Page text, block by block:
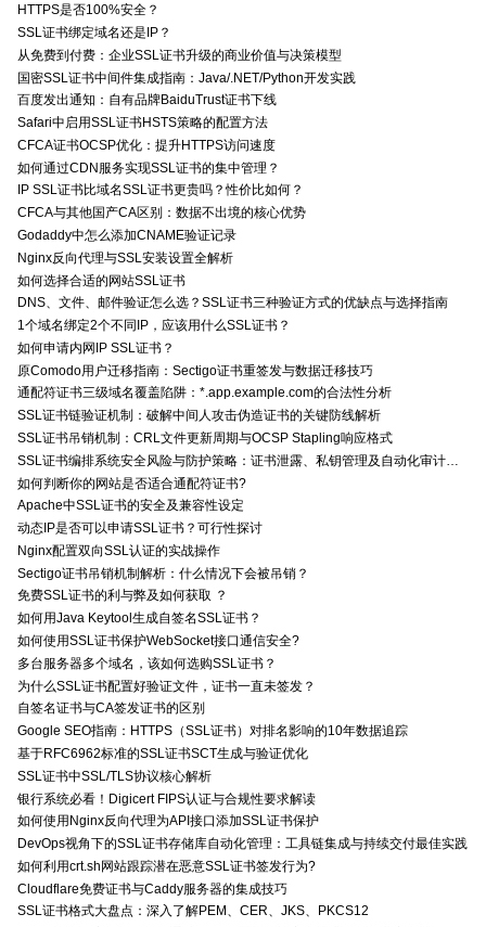
HTTPS是否100%安全？
SSL证书绑定域名还是IP？
从免费到付费：企业SSL证书升级的商业价值与决策模型
国密SSL证书中间件集成指南：Java/.NET/Python开发实践
百度发出通知：自有品牌BaiduTrust证书下线
Safari中启用SSL证书HSTS策略的配置方法
CFCA证书OCSP优化：提升HTTPS访问速度
如何通过CDN服务实现SSL证书的集中管理？
IP SSL证书比域名SSL证书更贵吗？性价比如何？
CFCA与其他国产CA区别：数据不出境的核心优势
Godaddy中怎么添加CNAME验证记录
Nginx反向代理与SSL安装设置全解析
如何选择合适的网站SSL证书
DNS、文件、邮件验证怎么选？SSL证书三种验证方式的优缺点与选择指南
1个域名绑定2个不同IP，应该用什么SSL证书？
如何申请内网IP SSL证书？
原Comodo用户迁移指南：Sectigo证书重签发与数据迁移技巧
通配符证书三级域名覆盖陷阱：*.app.example.com的合法性分析
SSL证书链验证机制：破解中间人攻击伪造证书的关键防线解析
SSL证书吊销机制：CRL文件更新周期与OCSP Stapling响应格式
如何判断你的网站是否适合通配符证书?
Apache中SSL证书的安全及兼容性设定
动态IP是否可以申请SSL证书？可行性探讨
Nginx配置双向SSL认证的实战操作
Sectigo证书吊销机制解析：什么情况下会被吊销？
免费SSL证书的利与弊及如何获取 ？
如何用Java Keytool生成自签名SSL证书？
如何使用SSL证书保护WebSocket接口通信安全?
多台服务器多个域名，该如何选购SSL证书？
为什么SSL证书配置好验证文件，证书一直未签发？
自签名证书与CA签发证书的区别
Google SEO指南：HTTPS（SSL证书）对排名影响的10年数据追踪
基于RFC6962标准的SSL证书SCT生成与验证优化
SSL证书中SSL/TLS协议核心解析
银行系统必看！Digicert FIPS认证与合规性要求解读
如何使用Nginx反向代理为API接口添加SSL证书保护
DevOps视角下的SSL证书存储库自动化管理：工具链集成与持续交付最佳实践
如何利用crt.sh网站跟踪潜在恶意SSL证书签发行为?
Cloudflare免费证书与Caddy服务器的集成技巧
SSL证书格式大盘点：深入了解PEM、CER、JKS、PKCS12